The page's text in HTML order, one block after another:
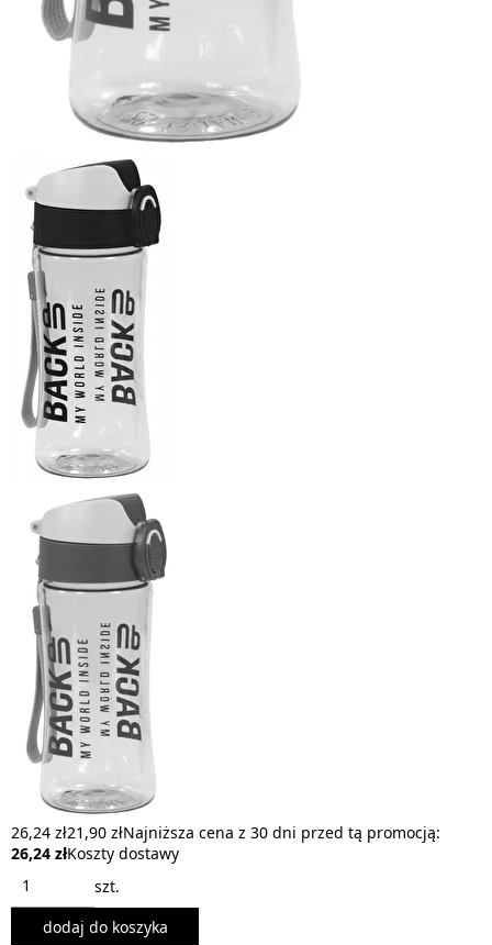
26,24 zł21,90 złNajniższa cena z 30 dni przed tą promocją:
26,24 złKoszty dostawy
szt.
dodaj do koszyka